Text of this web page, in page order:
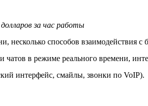
за час работы
несколько способов взаимодействия
чатов в режиме реального времени,
интерфейс, смайлы, звонки по VoIP).